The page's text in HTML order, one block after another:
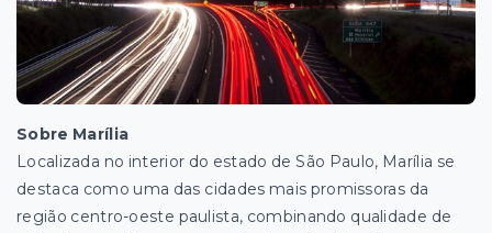
Sobre Marília
Localizada no interior do estado de São Paulo, Marília se
destaca como uma das cidades mais promissoras da
região centro-oeste paulista, combinando qualidade de